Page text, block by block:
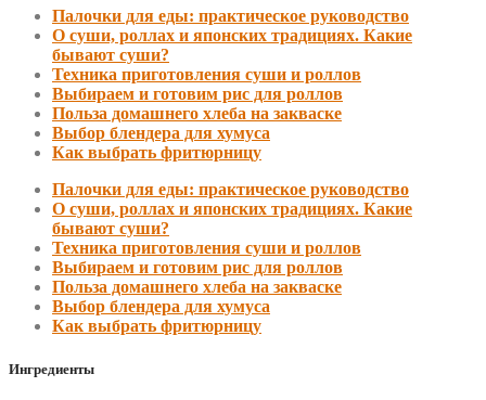
Палочки для еды: практическое руководство
О суши, роллах и японских традициях. Какие
бывают суши?
Техника приготовления суши и роллов
Выбираем и готовим рис для роллов
Польза домашнего хлеба на закваске
Выбор блендера для хумуса
Как выбрать фритюрницу
Палочки для еды: практическое руководство
О суши, роллах и японских традициях. Какие
бывают суши?
Техника приготовления суши и роллов
Выбираем и готовим рис для роллов
Польза домашнего хлеба на закваске
Выбор блендера для хумуса
Как выбрать фритюрницу
Ингредиенты